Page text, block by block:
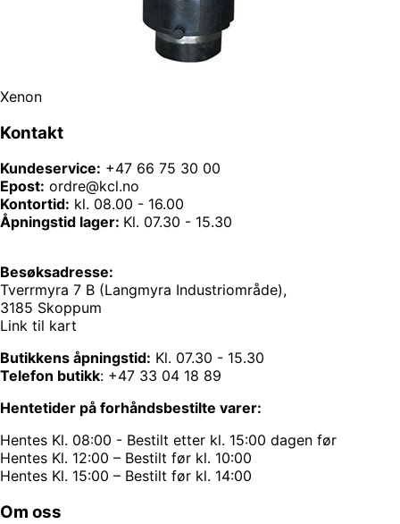
Xenon
Kontakt
Kundeservice: +47 66 75 30 00
Epost: ordre@kcl.no
Kontortid: kl. 08.00 - 16.00
Åpningstid lager: Kl. 07.30 - 15.30
Besøksadresse:
Tverrmyra 7 B (Langmyra Industriområde),
3185 Skoppum
Link til kart
Butikkens åpningstid: Kl. 07.30 - 15.30
Telefon butikk: +47 33 04 18 89
Hentetider på forhåndsbestilte varer:
Hentes Kl. 08:00 - Bestilt etter kl. 15:00 dagen før
Hentes Kl. 12:00 – Bestilt før kl. 10:00
Hentes Kl. 15:00 – Bestilt før kl. 14:00
Om oss